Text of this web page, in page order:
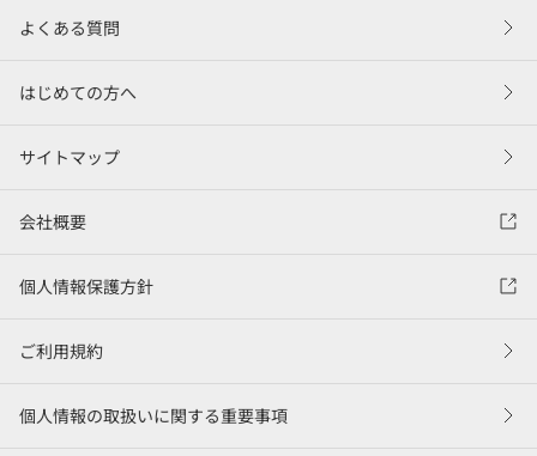
よくある質問
はじめての方へ
サイトマップ
会社概要
個人情報保護方針
ご利用規約
個人情報の取扱いに関する重要事項